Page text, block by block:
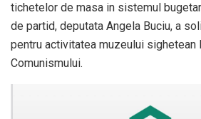
tichetelor de masa in sistemul
de partid, deputata Angela Buciu, a
pentru activitatea muzeului
Comunismului.